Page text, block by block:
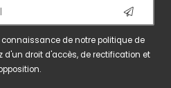
de notrepolitique de
d'un droit d'accès, de rectification et